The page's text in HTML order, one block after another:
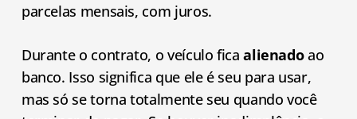
parcelas mensais, com juros.
Durante o contrato, o veículo ficaalienadoao
banco. Isso significa que ele é seu para usar,
mas só se torna totalmente seu quando você